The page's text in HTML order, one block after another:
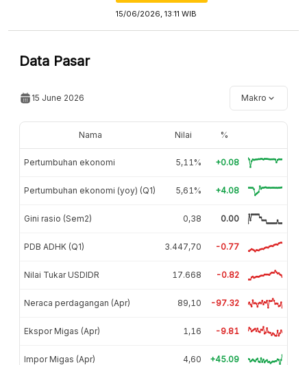
15/06/2026, 13:11 WIB
Data Pasar
15 June 2026 Makro
Nama Nilai %
Pertumbuhan ekonomi 5,11% +0.08
Pertumbuhan ekonomi (yoy) (Q1) 5,61% +4.08
Gini rasio (Sem2) 0,38 0.00
PDB ADHK (Q1) 3.447,70 -0.77
Nilai Tukar USDIDR 17.668 -0.82
Neraca perdagangan (Apr) 89,10 -97.32
Ekspor Migas (Apr) 1,16 -9.81
Impor Migas (Apr) 4,60 +45.09